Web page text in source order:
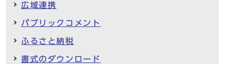
広域連携
パブリックコメント
ふるさと納税
書式のダウンロード